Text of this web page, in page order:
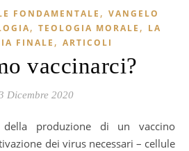
FONDAMENTALE , VANGELO
, TEOLOGIA MORALE , LA
FINALE , ARTICOLI
vaccinarci?
Dicembre 2020
dei virus necessari – cellule